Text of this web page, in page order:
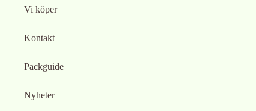
Vi köper
Kontakt
Packguide
Nyheter